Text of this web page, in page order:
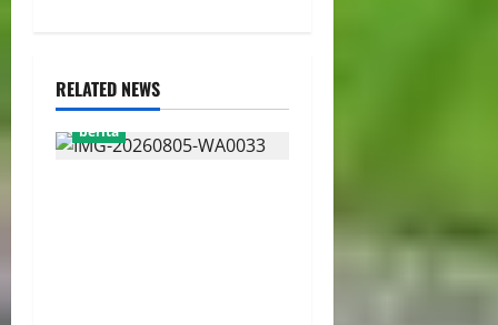
RELATED NEWS
berita